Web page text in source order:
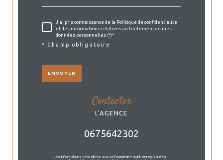
J'ai pris connaissance de la Politique de confidentialité
et des informations relatives au traitement de mes
données personnelles (*)*
* Champ obligatoire
ENVOYER
contacter
L'AGENCE
0675642302
Les informations recueillies sur ce formulaire sont enregistrées